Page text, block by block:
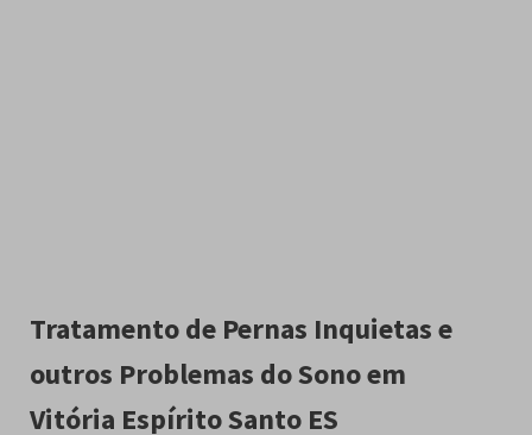
Tratamento de Pernas Inquietas e
outros Problemas do Sono em
Vitória Espírito Santo ES